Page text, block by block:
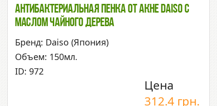
Антибактериальная Пенка От Акне Daiso С
Маслом Чайного Дерева
Бренд: Daiso (Япония)
Объем: 150мл.
ID: 972
Цена
312.4 грн.